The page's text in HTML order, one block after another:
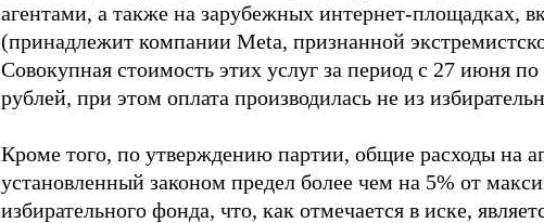
агентами, а также на зарубежных интернет-площадках,
(принадлежит компании Meta, признанной
Совокупная стоимость этих услуг за период с 27 июня
рублей, при этом оплата производилась не из
Кроме того, по утверждению партии, общие расходы на
установленный законом предел более чем на 5% от
избирательного фонда, что, как отмечается в иске,